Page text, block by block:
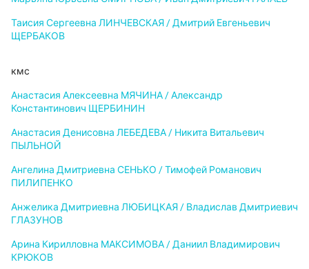
Таисия Сергеевна ЛИНЧЕВСКАЯ / Дмитрий Евгеньевич
ЩЕРБАКОВ
кмс
Анастасия Алексеевна МЯЧИНА / Александр
Константинович ЩЕРБИНИН
Анастасия Денисовна ЛЕБЕДЕВА / Никита Витальевич
ПЫЛЬНОЙ
Ангелина Дмитриевна СЕНЬКО / Тимофей Романович
ПИЛИПЕНКО
Анжелика Дмитриевна ЛЮБИЦКАЯ / Владислав Дмитриевич
ГЛАЗУНОВ
Арина Кирилловна МАКСИМОВА / Даниил Владимирович
КРЮКОВ